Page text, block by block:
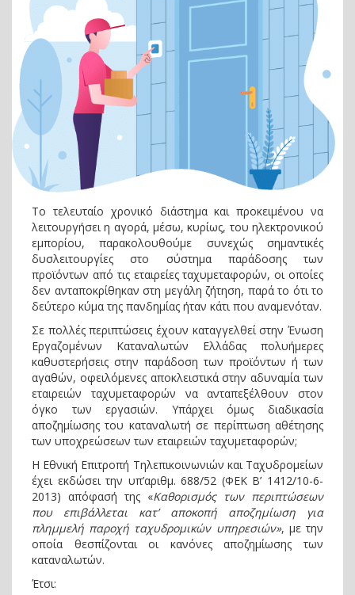
Το τελευταίο χρονικό διάστημα και προκειμένου να
λειτουργήσει η αγορά, μέσω, κυρίως, του ηλεκτρονικού
εμπορίου, παρακολουθούμε συνεχώς σημαντικές
δυσλειτουργίες στο σύστημα παράδοσης των
προϊόντων από τις εταιρείες ταχυμεταφορών, οι οποίες
δεν ανταποκρίθηκαν στη μεγάλη ζήτηση, παρά το ότι το
δεύτερο κύμα της πανδημίας ήταν κάτι που αναμενόταν.
Σε πολλές περιπτώσεις έχουν καταγγελθεί στην Ένωση
Εργαζομένων Καταναλωτών Ελλάδας πολυήμερες
καθυστερήσεις στην παράδοση των προϊόντων ή των
αγαθών, οφειλόμενες αποκλειστικά στην αδυναμία των
εταιρειών ταχυμεταφορών να ανταπεξέλθουν στον
όγκο των εργασιών. Υπάρχει όμως διαδικασία
αποζημίωσης του καταναλωτή σε περίπτωση αθέτησης
των υποχρεώσεων των εταιρειών ταχυμεταφορών;
Η Εθνική Επιτροπή Τηλεπικοινωνιών και Ταχυδρομείων
έχει εκδώσει την υπ’αριθμ. 688/52 (ΦΕΚ Β’ 1412/10-6-
2013) απόφασή της «Καθορισμός των περιπτώσεων
που επιβάλλεται κατ’ αποκοπή αποζημίωση για
πλημμελή παροχή ταχυδρομικών υπηρεσιών», με την
οποία θεσπίζονται οι κανόνες αποζημίωσης των
καταναλωτών.
Έτσι: